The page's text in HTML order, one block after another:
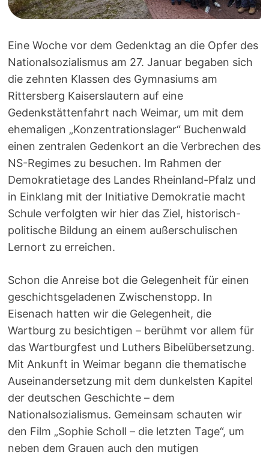
Eine Woche vor dem Gedenktag an die Opfer des
Nationalsozialismus am 27. Januar begaben sich
die zehnten Klassen des Gymnasiums am
Rittersberg Kaiserslautern auf eine
Gedenkstättenfahrt nach Weimar, um mit dem
ehemaligen „Konzentrationslager“ Buchenwald
einen zentralen Gedenkort an die Verbrechen des
NS-Regimes zu besuchen. Im Rahmen der
Demokratietage des Landes Rheinland-Pfalz und
in Einklang mit der Initiative Demokratie macht
Schule verfolgten wir hier das Ziel, historisch-
politische Bildung an einem außerschulischen
Lernort zu erreichen.
Schon die Anreise bot die Gelegenheit für einen
geschichtsgeladenen Zwischenstopp. In
Eisenach hatten wir die Gelegenheit, die
Wartburg zu besichtigen – berühmt vor allem für
das Wartburgfest und Luthers Bibelübersetzung.
Mit Ankunft in Weimar begann die thematische
Auseinandersetzung mit dem dunkelsten Kapitel
der deutschen Geschichte – dem
Nationalsozialismus. Gemeinsam schauten wir
den Film „Sophie Scholl – die letzten Tage“, um
neben dem Grauen auch den mutigen